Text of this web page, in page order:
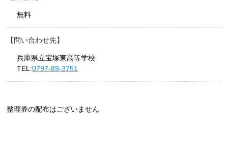
無料
問い合わせ先
兵庫県立宝塚東高等学校
TEL:0797-89-3751
整理券の配布はございません